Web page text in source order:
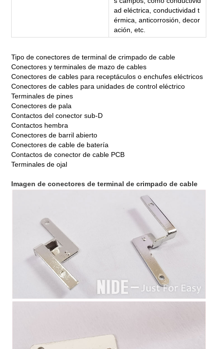
ad eléctrica, conductividad t
érmica, anticorrosión, decor
ación, etc.
Tipo de conectores de terminal de crimpado de cable
Conectores y terminales de mazo de cables
Conectores de cables para receptáculos o enchufes eléctricos
Conectores de cables para unidades de control eléctrico
Terminales de pines
Conectores de pala
Contactos del conector sub-D
Contactos hembra
Conectores de barril abierto
Conectores de cable de batería
Contactos de conector de cable PCB
Terminales de ojal
Imagen de conectores de terminal de crimpado de cable